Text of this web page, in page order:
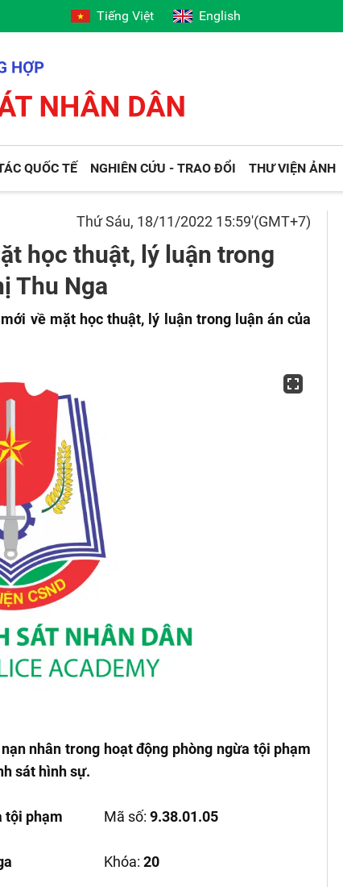
Tiếng Việt English
QUỐC TẾ NGHIÊN CỨU - TRAO ĐỔI THƯ VIỆN ẢNH
Thứ Sáu, 18/11/2022 15:59'(GMT+7)
học thuật, lý luận trong
Thu Nga
về mặt học thuật, lý luận trong luận án của
nhân trong hoạt động phòng ngừa tội phạm
sát hình sự.
tội phạm Mã số: 9.38.01.05
Khóa: 20